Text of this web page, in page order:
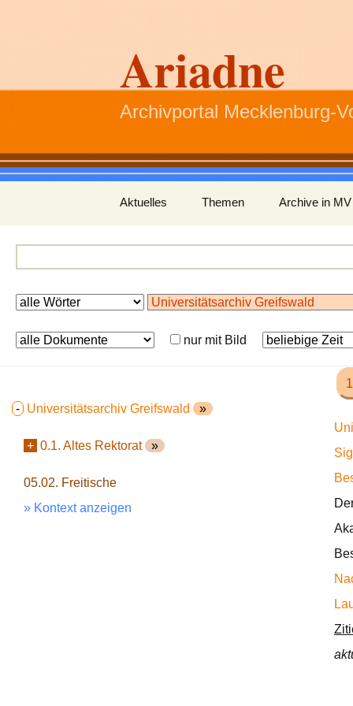
Ariadne
Archivportal Mecklenburg-
Inhalt
springen
Aktuelles Themen Archive in MV
nur mit Bild
- Universitätsarchiv Greifswald »
+ 0.1. Altes Rektorat »
05.02. Freitische
» Kontext anzeigen